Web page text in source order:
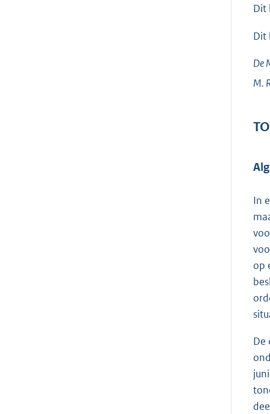
Dit
Dit
De
M.
In
op
De